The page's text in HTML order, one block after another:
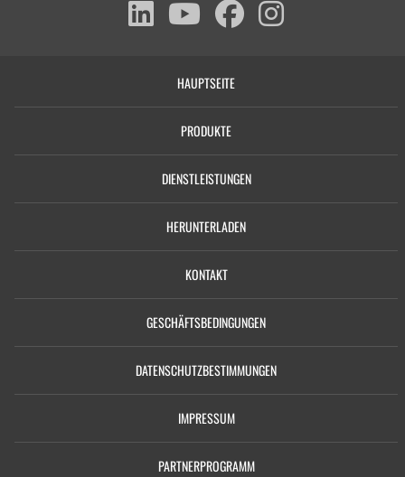
HAUPTSEITE
PRODUKTE
DIENSTLEISTUNGEN
HERUNTERLADEN
KONTAKT
GESCHÄFTSBEDINGUNGEN
DATENSCHUTZBESTIMMUNGEN
IMPRESSUM
PARTNERPROGRAMM